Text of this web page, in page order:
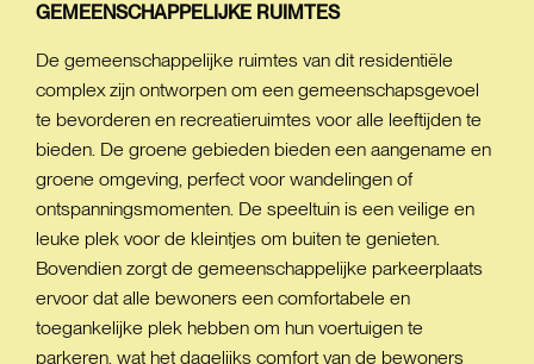
GEMEENSCHAPPELIJKE RUIMTES
De gemeenschappelijke ruimtes van dit residentiële
complex zijn ontworpen om een gemeenschapsgevoel
te bevorderen en recreatieruimtes voor alle leeftijden te
bieden. De groene gebieden bieden een aangename en
groene omgeving, perfect voor wandelingen of
ontspanningsmomenten. De speeltuin is een veilige en
leuke plek voor de kleintjes om buiten te genieten.
Bovendien zorgt de gemeenschappelijke parkeerplaats
ervoor dat alle bewoners een comfortabele en
toegankelijke plek hebben om hun voertuigen te
parkeren, wat het dagelijks comfort van de bewoners